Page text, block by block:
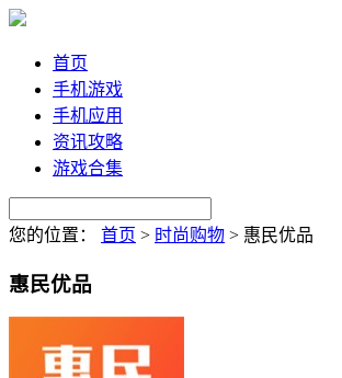
首页
手机游戏
手机应用
资讯攻略
游戏合集
您的位置： 首页 > 时尚购物 > 惠民优品
惠民优品